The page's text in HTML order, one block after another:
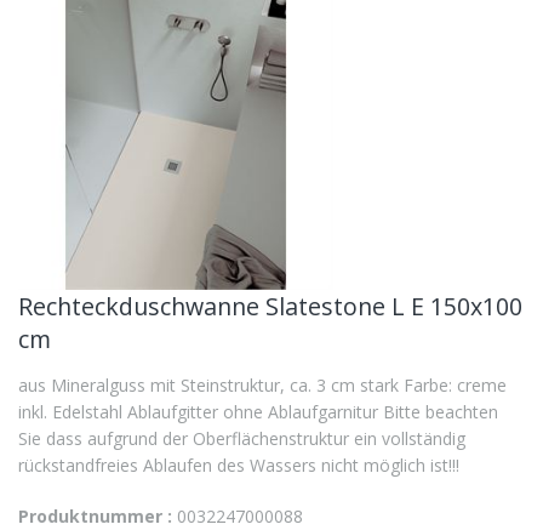
Rechteckduschwanne Slatestone L E 150x100
cm
aus Mineralguss mit Steinstruktur, ca. 3 cm stark Farbe: creme
inkl. Edelstahl Ablaufgitter ohne Ablaufgarnitur Bitte beachten
Sie dass aufgrund der Oberflächenstruktur ein vollständig
rückstandfreies Ablaufen des Wassers nicht möglich ist!!!
Produktnummer : 0032247000088